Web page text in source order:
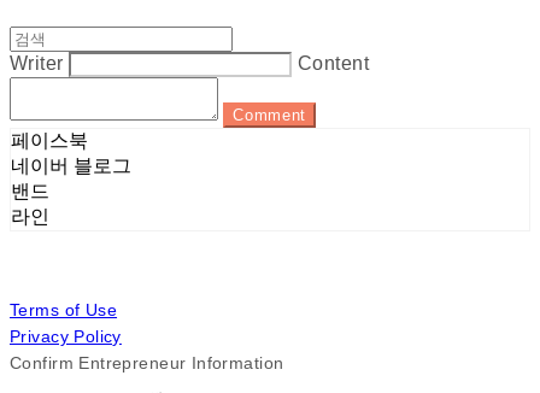
Writer Content
Comment
페이스북
네이버 블로그
밴드
라인
Terms of Use
Privacy Policy
Confirm Entrepreneur Information